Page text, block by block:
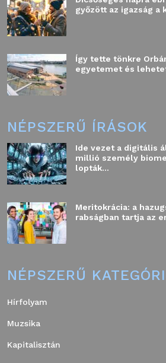
győzött az igazság a
Így tette tönkre
egyetemet és
NÉPSZERŰ ÍRÁSOK
Ide vezet a digitális
millió személy
lopták...
Meritokrácia: a
rabságban tartja az
NÉPSZERŰ
Hírfolyam
Muzsika
Kapitalisztán